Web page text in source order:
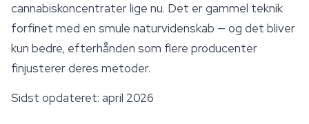
cannabiskoncentrater lige nu. Det er gammel teknik
forfinet med en smule naturvidenskab — og det bliver
kun bedre, efterhånden som flere producenter
finjusterer deres metoder.
Sidst opdateret: april 2026